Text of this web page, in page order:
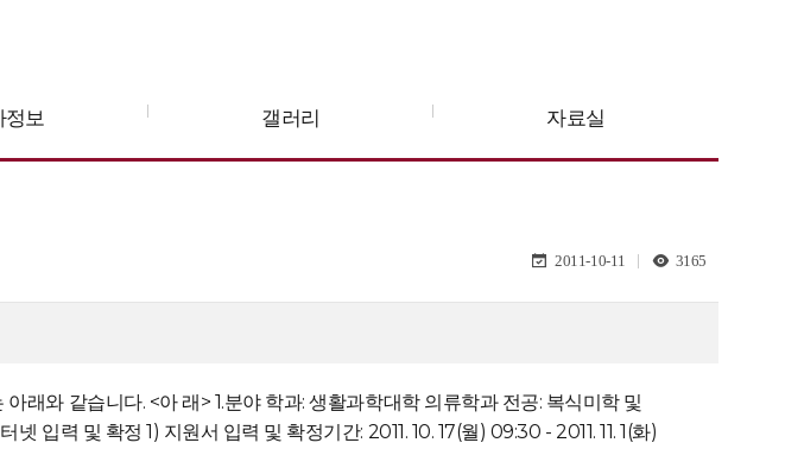
정보 갤러리 자료실
2011-10-11 3165
래와 같습니다. <아 래> 1.분야 학과: 생활과학대학 의류학과 전공: 복식미학 및
입력 및 확정 1) 지원서 입력 및 확정기간: 2011. 10. 17(월) 09:30 - 2011. 11. 1(화)